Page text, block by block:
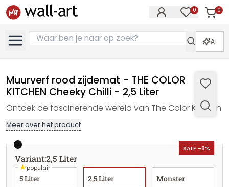
0 0
AI
Muurverf rood zijdemat - THE COLOR
KITCHEN Cheeky Chilli - 2,5 Liter
Ontdek de fascinerende wereld van The Color Kitchen
Meer over het product
SALE -8%
1
Variant:2,5 Liter
★populair
5 Liter 2,5 Liter Monster